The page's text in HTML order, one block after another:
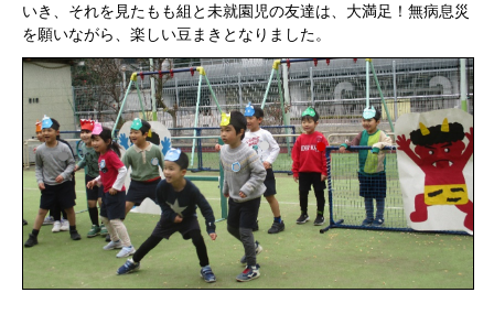
いき、それを見たもも組と未就園児の友達は、大満足！無病息災
を願いながら、楽しい豆まきとなりました。